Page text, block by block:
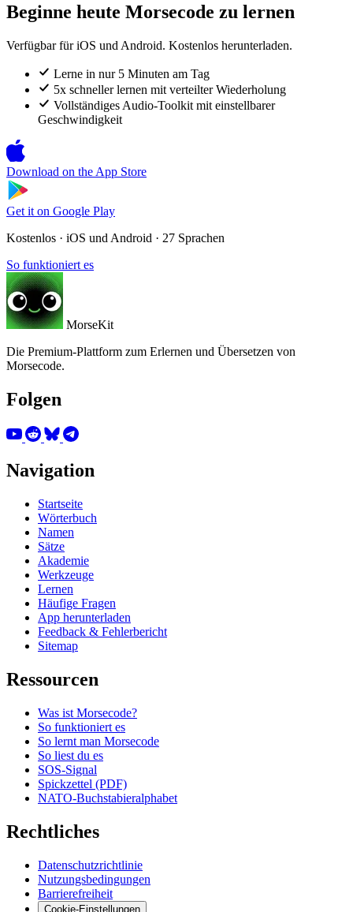
Beginne heute Morsecode zu lernen
Verfügbar für iOS und Android. Kostenlos herunterladen.
Lerne in nur 5 Minuten am Tag
5x schneller lernen mit verteilter Wiederholung
Vollständiges Audio-Toolkit mit einstellbarer
Geschwindigkeit
Download on the App Store
Get it on Google Play
Kostenlos · iOS und Android · 27 Sprachen
So funktioniert es
MorseKit
Die Premium-Plattform zum Erlernen und Übersetzen von
Morsecode.
Folgen
Navigation
Startseite
Wörterbuch
Namen
Sätze
Akademie
Werkzeuge
Lernen
Häufige Fragen
App herunterladen
Feedback & Fehlerbericht
Sitemap
Ressourcen
Was ist Morsecode?
So funktioniert es
So lernt man Morsecode
So liest du es
SOS-Signal
Spickzettel (PDF)
NATO-Buchstabieralphabet
Rechtliches
Datenschutzrichtlinie
Nutzungsbedingungen
Barrierefreiheit
Cookie-Einstellungen